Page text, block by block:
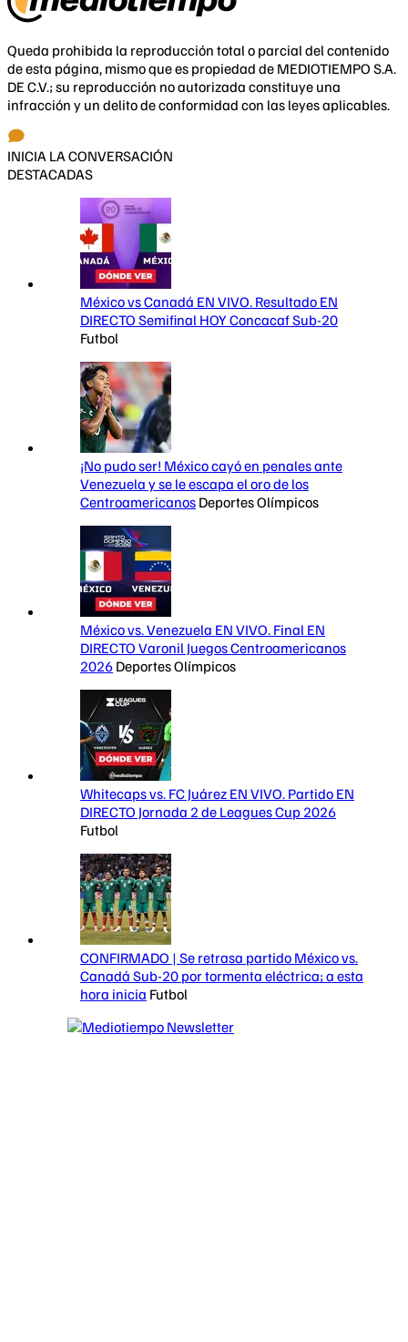
Queda prohibida la reproducción total o parcial del contenido
de esta página, mismo que es propiedad de MEDIOTIEMPO S.A.
DE C.V.; su reproducción no autorizada constituye una
infracción y un delito de conformidad con las leyes aplicables.
INICIA LA CONVERSACIÓN
DESTACADAS
México vs Canadá EN VIVO. Resultado EN
DIRECTO Semifinal HOY Concacaf Sub-20
Futbol
¡No pudo ser! México cayó en penales ante
Venezuela y se le escapa el oro de los
Centroamericanos Deportes Olímpicos
México vs. Venezuela EN VIVO. Final EN
DIRECTO Varonil Juegos Centroamericanos
2026 Deportes Olímpicos
Whitecaps vs. FC Juárez EN VIVO. Partido EN
DIRECTO Jornada 2 de Leagues Cup 2026
Futbol
CONFIRMADO | Se retrasa partido México vs.
Canadá Sub-20 por tormenta eléctrica; a esta
hora inicia Futbol